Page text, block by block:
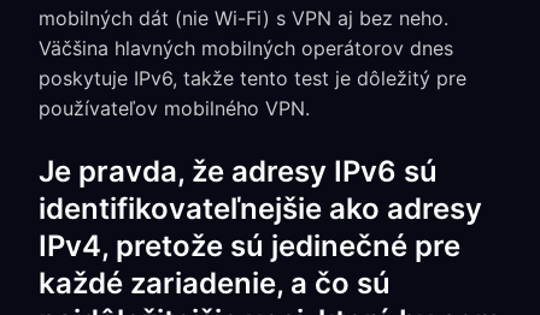
mobilných dát (nie Wi-Fi) s VPN aj bez neho.
Väčšina hlavných mobilných operátorov dnes
poskytuje IPv6, takže tento test je dôležitý pre
používateľov mobilného VPN.
Je pravda, že adresy IPv6 sú
identifikovateľnejšie ako adresy
IPv4, pretože sú jedinečné pre
každé zariadenie, a čo sú